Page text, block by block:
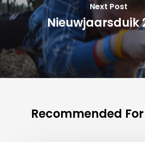
Next Post
Nieuwjaarsduik
Recommended